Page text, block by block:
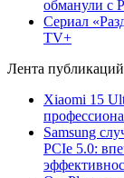
обманули с
Сериал
TV+
Лента публикаций
Xiaomi 15
Samsung
PCIe 5.0: